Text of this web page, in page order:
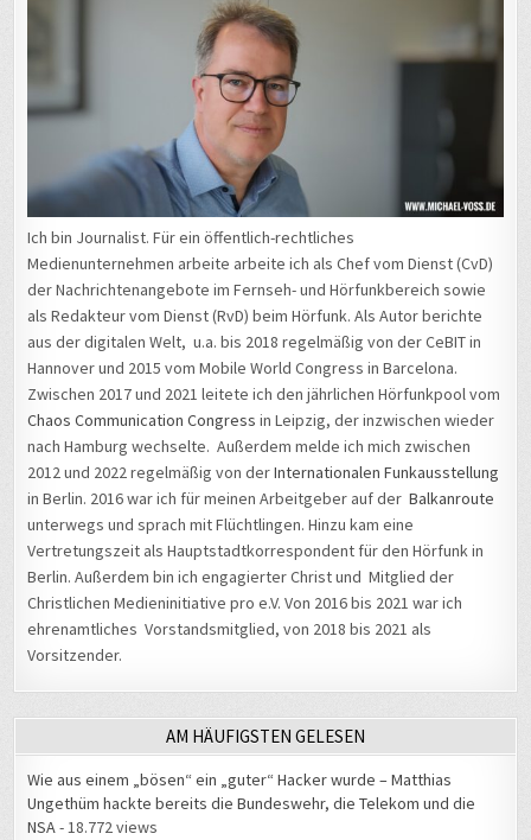
Ich bin Journalist. Für ein öffentlich-rechtliches
Medienunternehmen arbeite arbeite ich als Chef vom Dienst (CvD)
der Nachrichtenangebote im Fernseh- und Hörfunkbereich sowie
als Redakteur vom Dienst (RvD) beim Hörfunk. Als Autor berichte
aus der digitalen Welt, u.a. bis 2018 regelmäßig von der CeBIT in
Hannover und 2015 vom Mobile World Congress in Barcelona.
Zwischen 2017 und 2021 leitete ich den jährlichen Hörfunkpool vom
Chaos Communication Congress in Leipzig, der inzwischen wieder
nach Hamburg wechselte. Außerdem melde ich mich zwischen
2012 und 2022 regelmäßig von derInternationalen Funkausstellung
in Berlin. 2016 war ich für meinen Arbeitgeber auf derBalkanroute
unterwegs und sprach mit Flüchtlingen. Hinzu kam eine
Vertretungszeit als Hauptstadtkorrespondent für den Hörfunk in
Berlin. Außerdem bin ich engagierter Christ und Mitglied der
Christlichen Medieninitiative pro e.V. Von 2016 bis 2021 war ich
ehrenamtliches Vorstandsmitglied, von 2018 bis 2021 als
Vorsitzender.
AM HÄUFIGSTEN GELESEN
Wie aus einem „bösen“ ein „guter“ Hacker wurde – Matthias
Ungethüm hackte bereits die Bundeswehr, die Telekom und die
NSA- 18.772 views